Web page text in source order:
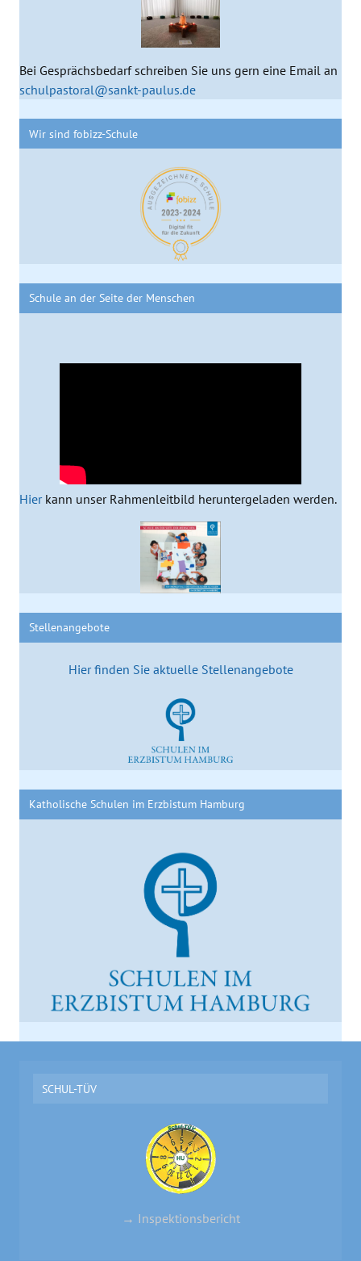
Bei Gesprächsbedarf schreiben Sie uns gern eine Email an
schulpastoral@sankt-paulus.de
Wir sind fobizz-Schule
Schule an der Seite der Menschen
Hierkann unser Rahmenleitbild heruntergeladen werden.
Stellenangebote
Hier finden Sie aktuelle Stellenangebote
Katholische Schulen im Erzbistum Hamburg
SCHUL-TÜV
→ Inspektionsbericht